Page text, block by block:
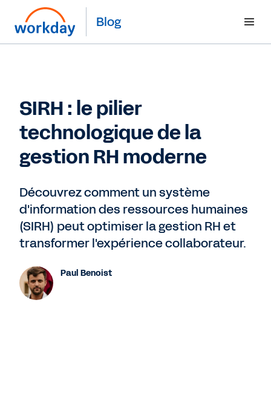
Blog
SIRH : le pilier
technologique de la
gestion RH moderne
Découvrez comment un système
d'information des ressources humaines
(SIRH) peut optimiser la gestion RH et
transformer l'expérience collaborateur.
Paul Benoist